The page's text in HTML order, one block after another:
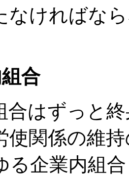
なければな
合
合はずっと
使関係の維
る企業内組